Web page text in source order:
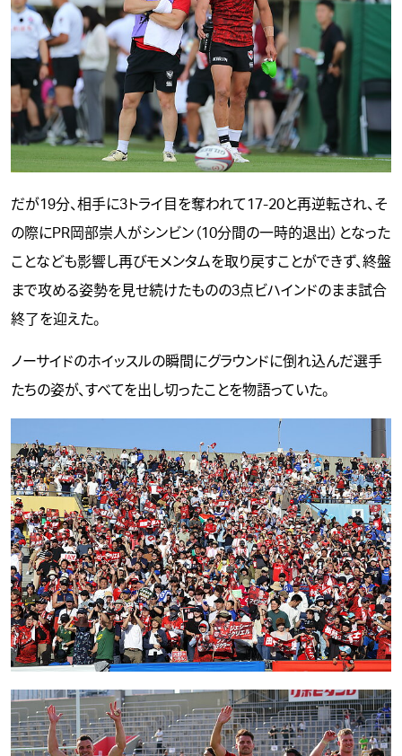
だが19分、相手に3トライ目を奪われて17-20と再逆転され、そ
の際にPR岡部崇人がシンビン（10分間の一時的退出）となった
ことなども影響し再びモメンタムを取り戻すことができず、終盤
まで攻める姿勢を見せ続けたものの3点ビハインドのまま試合
終了を迎えた。
ノーサイドのホイッスルの瞬間にグラウンドに倒れ込んだ選手
たちの姿が、すべてを出し切ったことを物語っていた。